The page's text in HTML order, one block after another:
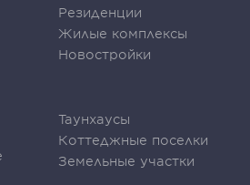
Резиденции
Жилые комплексы
Новостройки
Таунхаусы
Коттеджные поселки
Земельные участки